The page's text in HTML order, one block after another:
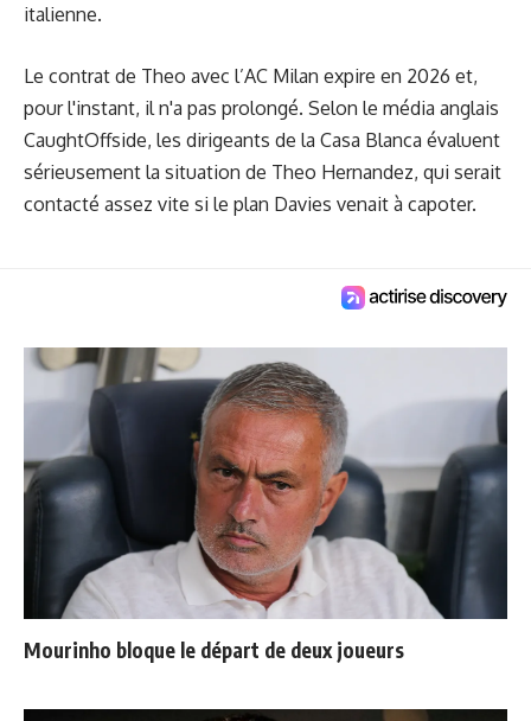
italienne.
Le contrat de Theo avec l’AC Milan expire en 2026 et,
pour l'instant, il n'a pas prolongé. Selon le média anglais
CaughtOffside, les dirigeants de la Casa Blanca évaluent
sérieusement la situation de Theo Hernandez, qui serait
contacté assez vite si le plan Davies venait à capoter.
Mourinho bloque le départ de deux joueurs